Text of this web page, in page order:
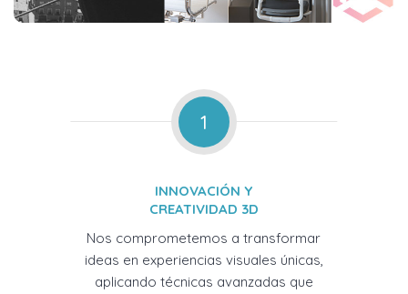
1
INNOVACIÓN Y
CREATIVIDAD 3D
Nos comprometemos a transformar
ideas en experiencias visuales únicas,
aplicando técnicas avanzadas que